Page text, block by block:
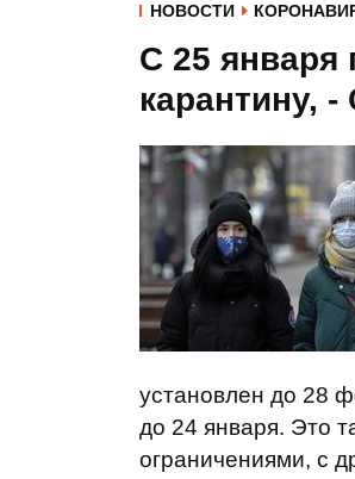
НОВОСТИ
С 25 января
карантину, -
установлен до 28
до 24 января. Это
ограничениями, с